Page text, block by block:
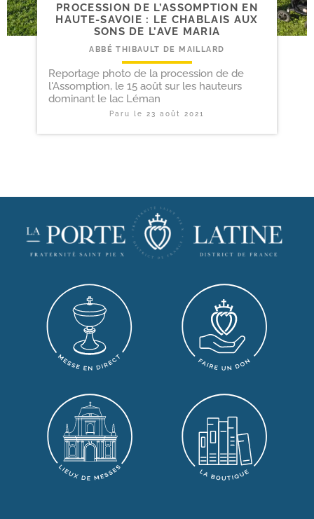
PROCESSION DE L’ASSOMPTION EN
HAUTE-​SAVOIE : LE CHABLAIS AUX
SONS DE L’AVE MARIA
ABBÉ THIBAULT DE MAILLARD
Reportage photo de la procession de de
l'Assomption, le 15 août sur les hauteurs
dominant le lac Léman
Paru le 23 août 2021